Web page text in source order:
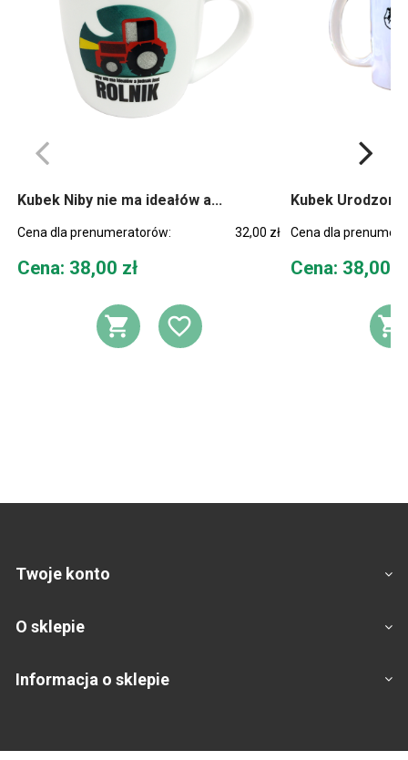
Kubek Niby nie ma ideałów a...
Cena dla prenumeratorów: 32,00 zł
Cena
Cena: 38,00 zł
DODAJ DO KOSZYKA
DODAJ DO
Kubek Urodzony
Cena dla
Cena
Cena: 38,00
Twoje konto
O sklepie
Informacja o sklepie